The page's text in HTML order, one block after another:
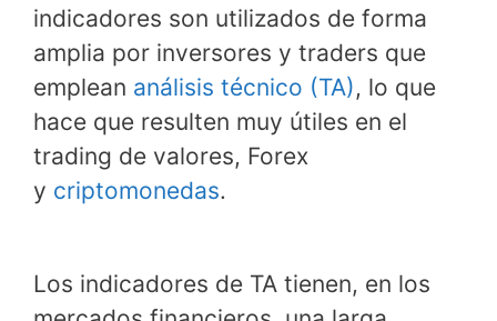
indicadores son utilizados de forma
amplia por inversores y traders que
emplean análisis técnico (TA), lo que
hace que resulten muy útiles en el
trading de valores, Forex
y criptomonedas.
Los indicadores de TA tienen, en los